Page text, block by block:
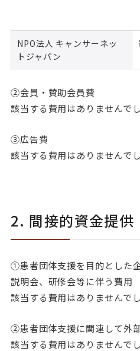
NPO法人 キャンサーネッ
トジャパン
②会員・賛助会員費
該当する費用はありませんでし
③広告費
該当する費用はありませんでし
2. 間接的資金提供
①患者団体支援を目的とした
説明会、研修会等に伴う費用
該当する費用はありませんでし
②患者団体支援に関連して外
該当する費用はありませんでし